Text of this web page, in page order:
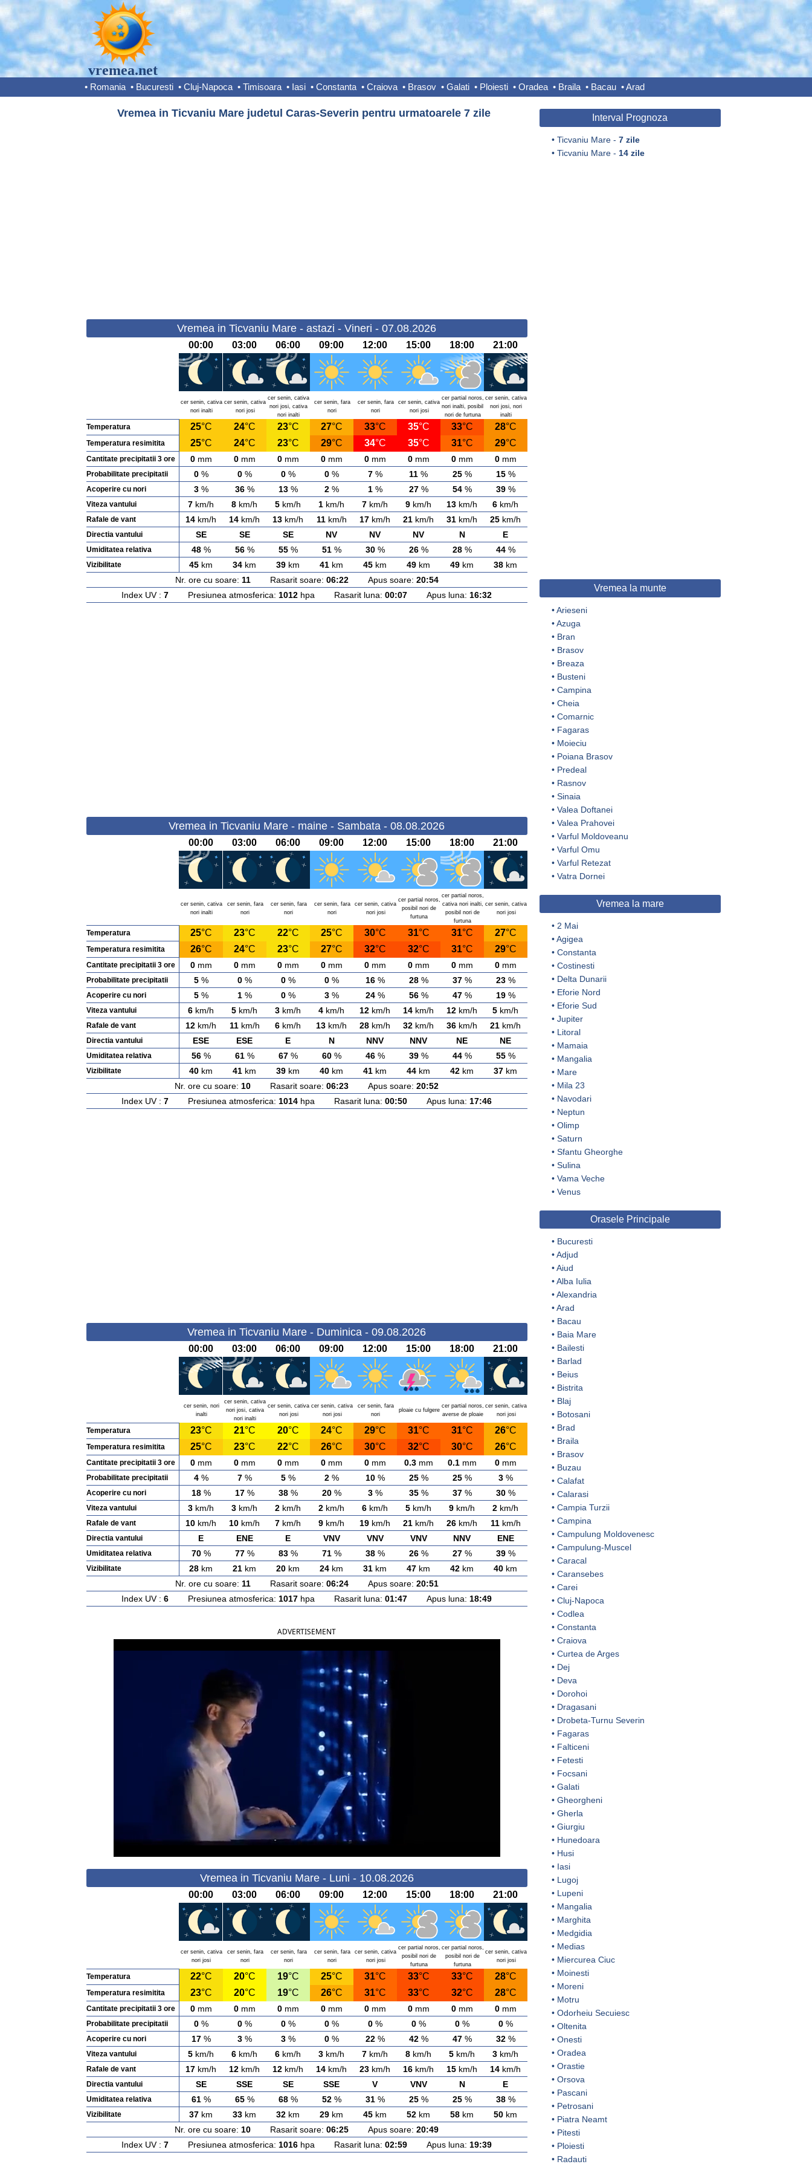
vremea.net
• Romania • Bucuresti • Cluj-Napoca • Timisoara • Iasi • Constanta • Craiova • Brasov • Galati • Ploiesti • Oradea • Braila • Bacau •Arad
Vremea in Ticvaniu Mare judetul Caras-Severin pentru urmatoarele 7 zile
Vremea in Ticvaniu Mare - astazi - Vineri - 07.08.2026
00:00 03:00 06:00 09:00 12:00 15:00 18:00 21:00
cer senin, cativa
nori inalti
cer senin, cativa
nori josi
cer senin, cativa
nori josi, cativa
nori inalti
cer senin, fara
nori
cer senin, fara
nori
cer senin, cativa
nori josi
cer partial noros,
nori inalti, posibil
nori de furtuna
cer senin, cativa
nori josi, nori
inalti
Temperatura 25°C 24°C 23°C 27°C 33°C 35°C 33°C 28°C
Temperatura resimitita 25°C 24°C 23°C 29°C 34°C 35°C 31°C 29°C
Cantitate precipitatii 3 ore 0mm 0mm 0mm 0mm 0mm 0mm 0mm 0mm
Probabilitate precipitatii 0% 0% 0% 0% 7% 11 % 25% 15%
Acoperire cu nori 3% 36% 13% 2% 1% 27% 54% 39%
Viteza vantului 7 km/h 8 km/h 5 km/h 1 km/h 7 km/h 9 km/h 13 km/h 6 km/h
Rafale de vant 14 km/h 14 km/h 13 km/h 11km/h 17 km/h 21 km/h 31 km/h 25 km/h
Directia vantului SE SE SE NV NV NV N E
Umiditatea relativa 48% 56% 55% 51% 30% 26% 28% 44%
Vizibilitate 45 km 34 km 39 km 41 km 45 km 49 km 49 km 38 km
Nr. ore cu soare: 11Rasarit soare: 06:22Apus soare: 20:54
Index UV : 7 Presiunea atmosferica: 1012 hpa Rasarit luna: 00:07 Apus luna: 16:32
Vremea in Ticvaniu Mare - maine - Sambata - 08.08.2026
00:00 03:00 06:00 09:00 12:00 15:00 18:00 21:00
cer senin, cativa
nori inalti
cer senin, fara
nori
cer senin, fara
nori
cer senin, fara
nori
cer senin, cativa
nori josi
cer partial noros,
posibil nori de
furtuna
cer partial noros,
cativa nori inalti,
posibil nori de
furtuna
cer senin, cativa
nori josi
Temperatura 25°C 23°C 22°C 25°C 30°C 31°C 31°C 27°C
Temperatura resimitita 26°C 24°C 23°C 27°C 32°C 32°C 31°C 29°C
Cantitate precipitatii 3 ore 0mm 0mm 0mm 0mm 0mm 0mm 0mm 0mm
Probabilitate precipitatii 5% 0% 0% 0% 16% 28% 37% 23%
Acoperire cu nori 5% 1% 0% 3% 24% 56% 47% 19%
Viteza vantului 6 km/h 5 km/h 3 km/h 4 km/h 12 km/h 14 km/h 12 km/h 5 km/h
Rafale de vant 12 km/h 11km/h 6 km/h 13 km/h 28 km/h 32 km/h 36 km/h 21 km/h
Directia vantului ESE ESE E N NNV NNV NE NE
Umiditatea relativa 56% 61% 67% 60% 46% 39% 44% 55%
Vizibilitate 40 km 41 km 39 km 40 km 41 km 44 km 42 km 37 km
Nr. ore cu soare: 10 Rasarit soare: 06:23 Apus soare: 20:52
Index UV : 7 Presiunea atmosferica: 1014 hpa Rasarit luna: 00:50 Apus luna: 17:46
Vremea in Ticvaniu Mare - Duminica - 09.08.2026
00:00 03:00 06:00 09:00 12:00 15:00 18:00 21:00
cer senin, nori
inalti
cer senin, cativa
nori josi, cativa
nori inalti
cer senin, cativa
nori josi
cer senin, cativa
nori josi
cer senin, fara
nori
ploaie cu fulgere
cer partial noros,
averse de ploaie
cer senin, cativa
nori josi
Temperatura 23°C 21°C 20°C 24°C 29°C 31°C 31°C 26°C
Temperatura resimitita 25°C 23°C 22°C 26°C 30°C 32°C 30°C 26°C
Cantitate precipitatii 3 ore 0mm 0mm 0mm 0mm 0mm 0.3mm 0.1mm 0mm
Probabilitate precipitatii 4% 7% 5% 2% 10% 25% 25% 3%
Acoperire cu nori 18% 17% 38% 20% 3% 35% 37% 30%
Viteza vantului 3 km/h 3 km/h 2 km/h 2 km/h 6 km/h 5 km/h 9 km/h 2 km/h
Rafale de vant 10 km/h 10 km/h 7 km/h 9 km/h 19 km/h 21 km/h 26 km/h 11km/h
Directia vantului E ENE E VNV VNV VNV NNV ENE
Umiditatea relativa 70% 77% 83% 71% 38% 26% 27% 39%
Vizibilitate 28 km 21 km 20 km 24 km 31 km 47 km 42 km 40 km
Nr. ore cu soare: 11Rasarit soare: 06:24Apus soare: 20:51
Index UV : 6 Presiunea atmosferica: 1017 hpa Rasarit luna: 01:47 Apus luna: 18:49
ADVERTISEMENT
Vremea in Ticvaniu Mare - Luni - 10.08.2026
00:00 03:00 06:00 09:00 12:00 15:00 18:00 21:00
cer senin, cativa
nori josi
cer senin, fara
nori
cer senin, fara
nori
cer senin, fara
nori
cer senin, cativa
nori josi
cer partial noros,
posibil nori de
furtuna
cer partial noros,
posibil nori de
furtuna
cer senin, cativa
nori josi
Temperatura 22°C 20°C 19°C 25°C 31°C 33°C 33°C 28°C
Temperatura resimitita 23°C 20°C 19°C 26°C 31°C 33°C 32°C 28°C
Cantitate precipitatii 3 ore 0mm 0mm 0mm 0mm 0mm 0mm 0mm 0mm
Probabilitate precipitatii 0% 0% 0% 0% 0% 0% 0% 0%
Acoperire cu nori 17% 3% 3% 0% 22% 42% 47% 32%
Viteza vantului 5 km/h 6 km/h 6 km/h 3 km/h 7 km/h 8 km/h 5 km/h 3 km/h
Rafale de vant 17 km/h 12 km/h 12 km/h 14 km/h 23 km/h 16 km/h 15 km/h 14 km/h
Directia vantului SE SSE SE SSE V VNV N E
Umiditatea relativa 61% 65% 68% 52% 31% 25% 25% 38%
Vizibilitate 37 km 33 km 32 km 29 km 45 km 52 km 58 km 50 km
Nr. ore cu soare: 10 Rasarit soare: 06:25 Apus soare: 20:49
Index UV : 7 Presiunea atmosferica: 1016 hpa Rasarit luna: 02:59 Apus luna: 19:39
Interval Prognoza
• Ticvaniu Mare - 7 zile
• Ticvaniu Mare - 14 zile
Vremea la munte
•Arieseni
•Azuga
• Bran
• Brasov
• Breaza
• Busteni
• Campina
• Cheia
• Comarnic
• Fagaras
• Moieciu
• Poiana Brasov
• Predeal
• Rasnov
• Sinaia
• Valea Doftanei
• Valea Prahovei
• Varful Moldoveanu
• Varful Omu
• Varful Retezat
• Vatra Dornei
Vremea la mare
• 2 Mai
•Agigea
• Constanta
• Costinesti
• Delta Dunarii
• Eforie Nord
• Eforie Sud
• Jupiter
• Litoral
• Mamaia
• Mangalia
• Mare
• Mila 23
• Navodari
• Neptun
• Olimp
• Saturn
• Sfantu Gheorghe
• Sulina
• Vama Veche
• Venus
Orasele Principale
• Bucuresti
•Adjud
•Aiud
•Alba Iulia
•Alexandria
•Arad
• Bacau
• Baia Mare
• Bailesti
• Barlad
• Beius
• Bistrita
• Blaj
• Botosani
• Brad
• Braila
• Brasov
• Buzau
• Calafat
• Calarasi
• Campia Turzii
• Campina
• Campulung Moldovenesc
• Campulung-Muscel
• Caracal
• Caransebes
• Carei
• Cluj-Napoca
• Codlea
• Constanta
• Craiova
• Curtea de Arges
• Dej
• Deva
• Dorohoi
• Dragasani
• Drobeta-Turnu Severin
• Fagaras
• Falticeni
• Fetesti
• Focsani
• Galati
• Gheorgheni
• Gherla
• Giurgiu
• Hunedoara
• Husi
• Iasi
• Lugoj
• Lupeni
• Mangalia
• Marghita
• Medgidia
• Medias
• Miercurea Ciuc
• Moinesti
• Moreni
• Motru
• Odorheiu Secuiesc
• Oltenita
• Onesti
• Oradea
• Orastie
• Orsova
• Pascani
• Petrosani
• Piatra Neamt
• Pitesti
• Ploiesti
• Radauti